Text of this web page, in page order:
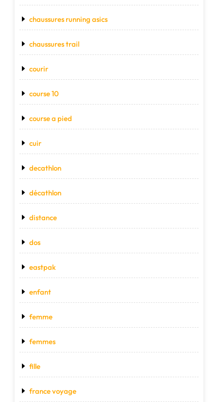
chaussures running asics
chaussures trail
courir
course 10
course a pied
cuir
decathlon
décathlon
distance
dos
eastpak
enfant
femme
femmes
fille
france voyage